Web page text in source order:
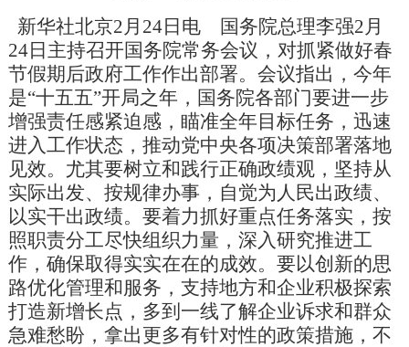
新华社北京2月24日电 国务院总理李强2月
24日主持召开国务院常务会议，对抓紧做好春
节假期后政府工作作出部署。会议指出，今年
是“十五五”开局之年，国务院各部门要进一步
增强责任感紧迫感，瞄准全年目标任务，迅速
进入工作状态，推动党中央各项决策部署落地
见效。尤其要树立和践行正确政绩观，坚持从
实际出发、按规律办事，自觉为人民出政绩、
以实干出政绩。要着力抓好重点任务落实，按
照职责分工尽快组织力量，深入研究推进工
作，确保取得实实在在的成效。要以创新的思
路优化管理和服务，支持地方和企业积极探索
打造新增长点，多到一线了解企业诉求和群众
急难愁盼，拿出更多有针对性的政策措施，不